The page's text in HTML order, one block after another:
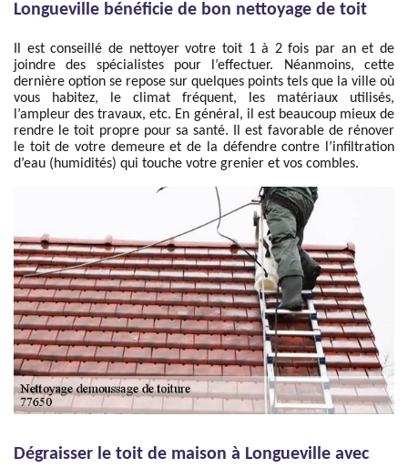
Longueville bénéficie de bon nettoyage de toit
Il est conseillé de nettoyer votre toit 1 à 2 fois par an et de
joindre des spécialistes pour l’effectuer. Néanmoins, cette
dernière option se repose sur quelques points tels que la ville où
vous habitez, le climat fréquent, les matériaux utilisés,
l’ampleur des travaux, etc. En général, il est beaucoup mieux de
rendre le toit propre pour sa santé. Il est favorable de rénover
le toit de votre demeure et de la défendre contre l’infiltration
d’eau (humidités) qui touche votre grenier et vos combles.
Dégraisser le toit de maison à Longueville avec